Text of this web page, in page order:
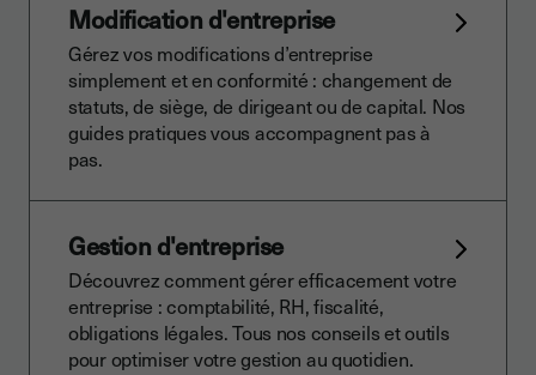
Modification d'entreprise
Gérez vos modifications d’entreprise
simplement et en conformité : changement de
statuts, de siège, de dirigeant ou de capital. Nos
guides pratiques vous accompagnent pas à
pas.
Gestion d'entreprise
Découvrez comment gérer efficacement votre
entreprise : comptabilité, RH, fiscalité,
obligations légales. Tous nos conseils et outils
pour optimiser votre gestion au quotidien.